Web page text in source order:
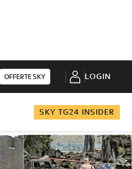
OFFERTE SKY LOGIN
SKY TG24 INSIDER